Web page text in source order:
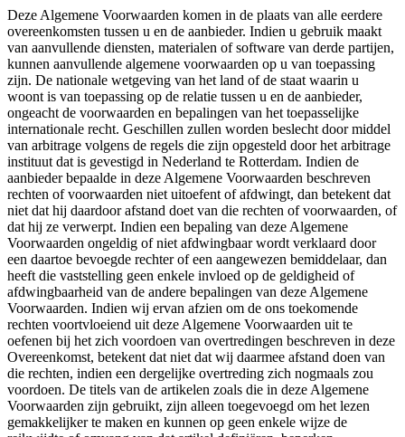
Deze Algemene Voorwaarden komen in de plaats van alle eerdere
overeenkomsten tussen u en de aanbieder. Indien u gebruik maakt
van aanvullende diensten, materialen of software van derde partijen,
kunnen aanvullende algemene voorwaarden op u van toepassing
zijn. De nationale wetgeving van het land of de staat waarin u
woont is van toepassing op de relatie tussen u en de aanbieder,
ongeacht de voorwaarden en bepalingen van het toepasselijke
internationale recht. Geschillen zullen worden beslecht door middel
van arbitrage volgens de regels die zijn opgesteld door het arbitrage
instituut dat is gevestigd in Nederland te Rotterdam. Indien de
aanbieder bepaalde in deze Algemene Voorwaarden beschreven
rechten of voorwaarden niet uitoefent of afdwingt, dan betekent dat
niet dat hij daardoor afstand doet van die rechten of voorwaarden, of
dat hij ze verwerpt. Indien een bepaling van deze Algemene
Voorwaarden ongeldig of niet afdwingbaar wordt verklaard door
een daartoe bevoegde rechter of een aangewezen bemiddelaar, dan
heeft die vaststelling geen enkele invloed op de geldigheid of
afdwingbaarheid van de andere bepalingen van deze Algemene
Voorwaarden. Indien wij ervan afzien om de ons toekomende
rechten voortvloeiend uit deze Algemene Voorwaarden uit te
oefenen bij het zich voordoen van overtredingen beschreven in deze
Overeenkomst, betekent dat niet dat wij daarmee afstand doen van
die rechten, indien een dergelijke overtreding zich nogmaals zou
voordoen. De titels van de artikelen zoals die in deze Algemene
Voorwaarden zijn gebruikt, zijn alleen toegevoegd om het lezen
gemakkelijker te maken en kunnen op geen enkele wijze de